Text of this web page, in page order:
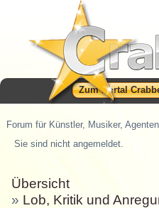
Zum Portal
Forum für Künstler, Musiker,
Sie sind nicht angemeldet.
Übersicht
» Lob, Kritik und